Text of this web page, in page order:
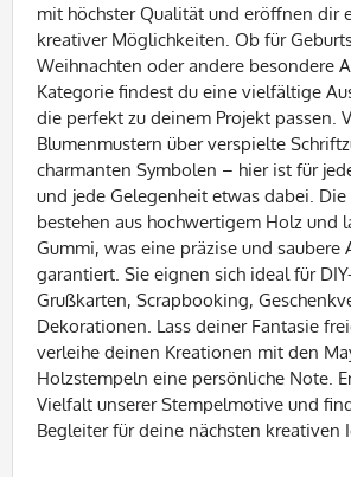
mit höchster Qualität und eröffnen dir
kreativer Möglichkeiten. Ob für
Weihnachten oder andere besondere
Kategorie findest du eine vielfältige
die perfekt zu deinem Projekt passen.
Blumenmustern über verspielte
charmanten Symbolen – hier ist für
und jede Gelegenheit etwas dabei.
bestehen aus hochwertigem Holz und
Gummi, was eine präzise und saubere
garantiert. Sie eignen sich ideal für
Grußkarten, Scrapbooking,
Dekorationen. Lass deiner Fantasie
verleihe deinen Kreationen mit den
Holzstempeln eine persönliche Note.
Vielfalt unserer Stempelmotive und
Begleiter für deine nächsten kreativen